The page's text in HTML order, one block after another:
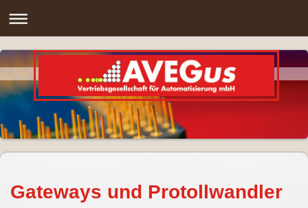
Gateways und Protollwandler